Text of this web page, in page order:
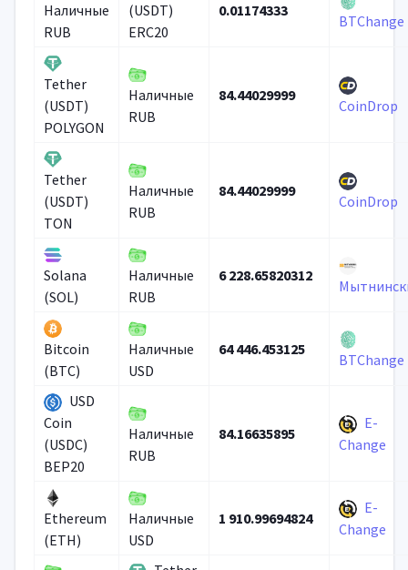
Наличные
RUB
(USDT)
ERC20
0.01174333
BTChange
Tether
(USDT)
POLYGON
Наличные
RUB
84.44029999
CoinDrop
Tether
(USDT)
TON
Наличные
RUB
84.44029999
CoinDrop
Solana
(SOL)
Наличные
RUB
6 228.65820312
Bitcoin
(BTC)
Наличные
USD
64 446.453125
BTChange
USD
Coin
(USDC)
BEP20
Наличные
RUB
84.16635895
E-
Change
Ethereum
(ETH)
Наличные
USD
1 910.99694824
E-
Change